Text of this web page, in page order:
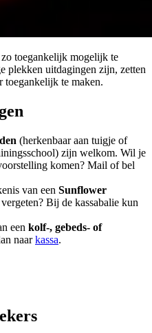
toegankelijk mogelijk te
plekken uitdagingen zijn, zetten
toegankelijk te maken.
(herkenbaar aan tuigje of
zijn welkom. Wil je
komen? Mail of bel
van een Sunflower
Bij de kassabalie kun
een kolf-, gebeds- of
naarkassa.